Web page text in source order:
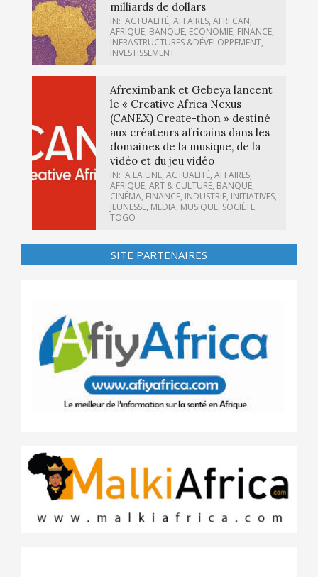
milliards de dollars
IN: ACTUALITÉ, AFFAIRES, AFRI'CAN,
AFRIQUE, BANQUE, ECONOMIE, FINANCE,
INFRASTRUCTURES &DÉVELOPPEMENT,
INVESTISSEMENT
Afreximbank et Gebeya lancent
le « Creative Africa Nexus
(CANEX) Create-thon » destiné
aux créateurs africains dans les
domaines de la musique, de la
vidéo et du jeu vidéo
IN: A LA UNE, ACTUALITÉ, AFFAIRES,
AFRIQUE, ART & CULTURE, BANQUE,
CINÉMA, FINANCE, INDUSTRIE, INITIATIVES,
JEUNESSE, MEDIA, MUSIQUE, SOCIÉTÉ,
TOGO
SITE PARTENAIRES